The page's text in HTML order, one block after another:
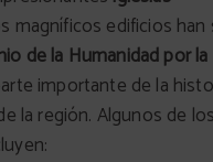
magníficos edificios han
de la Humanidad por la
importante de la
la región. Algunos de